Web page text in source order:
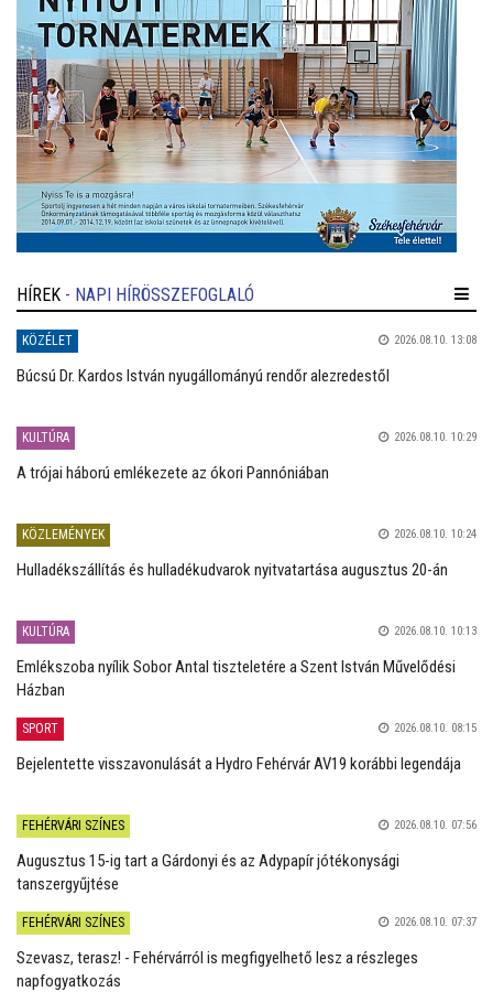
HÍREK - NAPI HÍRÖSSZEFOGLALÓ
KÖZÉLET 2026.08.10. 13:08
Búcsú Dr. Kardos István nyugállományú rendőr alezredestől
KULTÚRA 2026.08.10. 10:29
A trójai háború emlékezete az ókori Pannóniában
KÖZLEMÉNYEK 2026.08.10. 10:24
Hulladékszállítás és hulladékudvarok nyitvatartása augusztus 20-án
KULTÚRA 2026.08.10. 10:13
Emlékszoba nyílik Sobor Antal tiszteletére a Szent István Művelődési
Házban
SPORT 2026.08.10. 08:15
Bejelentette visszavonulását a Hydro Fehérvár AV19 korábbi legendája
FEHÉRVÁRI SZÍNES 2026.08.10. 07:56
Augusztus 15-ig tart a Gárdonyi és az Adypapír jótékonysági
tanszergyűjtése
FEHÉRVÁRI SZÍNES 2026.08.10. 07:37
Szevasz, terasz! - Fehérvárról is megfigyelhető lesz a részleges
napfogyatkozás